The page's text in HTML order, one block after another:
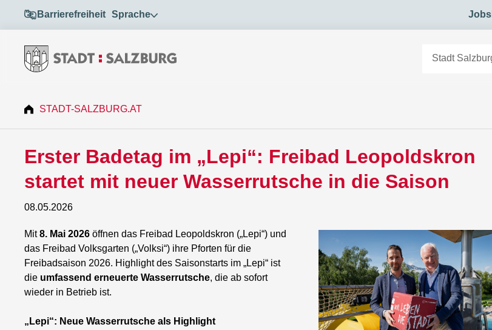
Barrierefreiheit Sprache Jobs
STADT-SALZBURG.AT
Erster Badetag im „Lepi“: Freibad Leopoldskron
startet mit neuer Wasserrutsche in die Saison
08.05.2026
Mit8. Mai 2026 öffnen das Freibad Leopoldskron („Lepi“) und
das Freibad Volksgarten („Volksi“) ihre Pforten für die
Freibadsaison 2026. Highlight des Saisonstarts im „Lepi“ ist
die umfassend erneuerte Wasserrutsche, die ab sofort
wieder in Betrieb ist.
„Lepi“: Neue Wasserrutsche als Highlight